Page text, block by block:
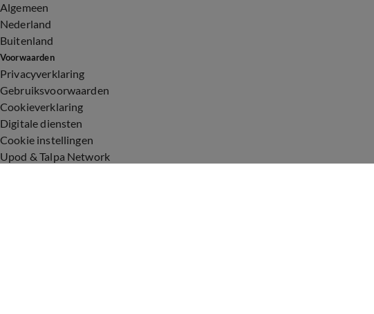
Algemeen
Nederland
Buitenland
Voorwaarden
Privacyverklaring
Gebruiksvoorwaarden
Cookieverklaring
Digitale diensten
Cookie instellingen
Upod & Talpa Network